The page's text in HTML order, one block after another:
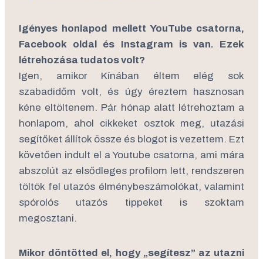
Igényes honlapod mellett YouTube csatorna,
Facebook oldal és Instagram is van. Ezek
létrehozása tudatos volt?
Igen, amikor Kínában éltem elég sok
szabadidőm volt, és úgy éreztem hasznosan
kéne eltöltenem. Pár hónap alatt létrehoztam a
honlapom, ahol cikkeket osztok meg, utazási
segítőket állítok össze és blogot is vezettem. Ezt
követően indult el a Youtube csatorna, ami mára
abszolút az elsődleges profilom lett, rendszeren
töltök fel utazós élménybeszámolókat, valamint
spórolós utazós tippeket is szoktam
megosztani.
Mikor döntötted el, hogy „segítesz” az utazni